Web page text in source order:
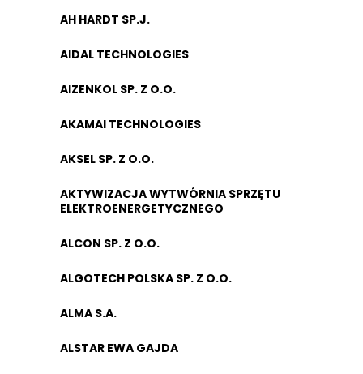
AH HARDT SP.J.
AIDAL TECHNOLOGIES
AIZENKOL SP. Z O.O.
AKAMAI TECHNOLOGIES
AKSEL SP. Z O.O.
AKTYWIZACJA WYTWÓRNIA SPRZĘTU
ELEKTROENERGETYCZNEGO
ALCON SP. Z O.O.
ALGOTECH POLSKA SP. Z O.O.
ALMA S.A.
ALSTAR EWA GAJDA